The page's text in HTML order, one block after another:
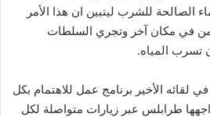
الصالحة للشرب ليتبين ان هذا الأمر
في مكان آخر وتجري السلطات
تسرب المياه.
لقائه الأخير برنامج عمل للاهتمام بكل
طرابلس عبر زيارات متواصلة لكل